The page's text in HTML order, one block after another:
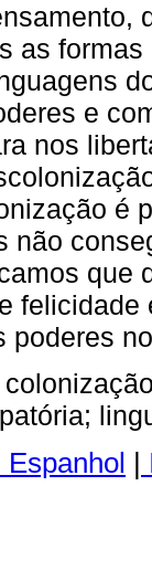
as
e
nos
é
não
que
poderes
|